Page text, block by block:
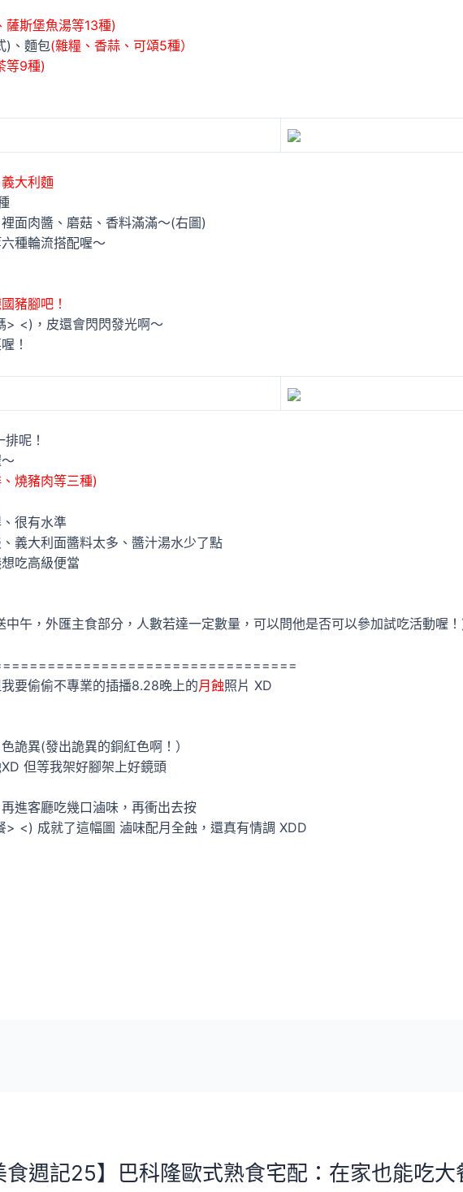
薩斯堡魚湯等13種)
)、麵包(雜糧、香蒜、可頌5種）
等9種)
大利麵
面肉醬、磨菇、香料滿滿～(右圖)
種輪流搭配喔～
豬腳吧！
> <)，皮還會閃閃發光啊～
！
呢！
燒豬肉等三種)
很有水準
義大利面醬料太多、醬汁湯水少了點
吃高級便當
中午，外匯主食部分，人數若達一定數量，可以問他是否可以參加試吃活動喔
要偷偷不專業的插播8.28晚上的月蝕照片 XD
詭異(發出詭異的銅紅色啊！）
但等我架好腳架上好鏡頭
進客廳吃幾口滷味，再衝出去按
> <) 成就了這幅圖 滷味配月全蝕，還真有情調 XDD
食週記25】巴科隆歐式熟食宅配：在家也能吃